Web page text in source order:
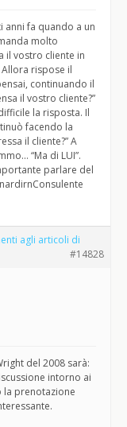
fa quando a un
molto
il vostro cliente in
rispose il
continuando il
il vostro cliente?”
la risposta. Il
facendo la
il cliente?” A
“Ma di LUI”.
parlare del
agli articoli di
#14828
del 2008 sarà:
intorno ai
la prenotazione